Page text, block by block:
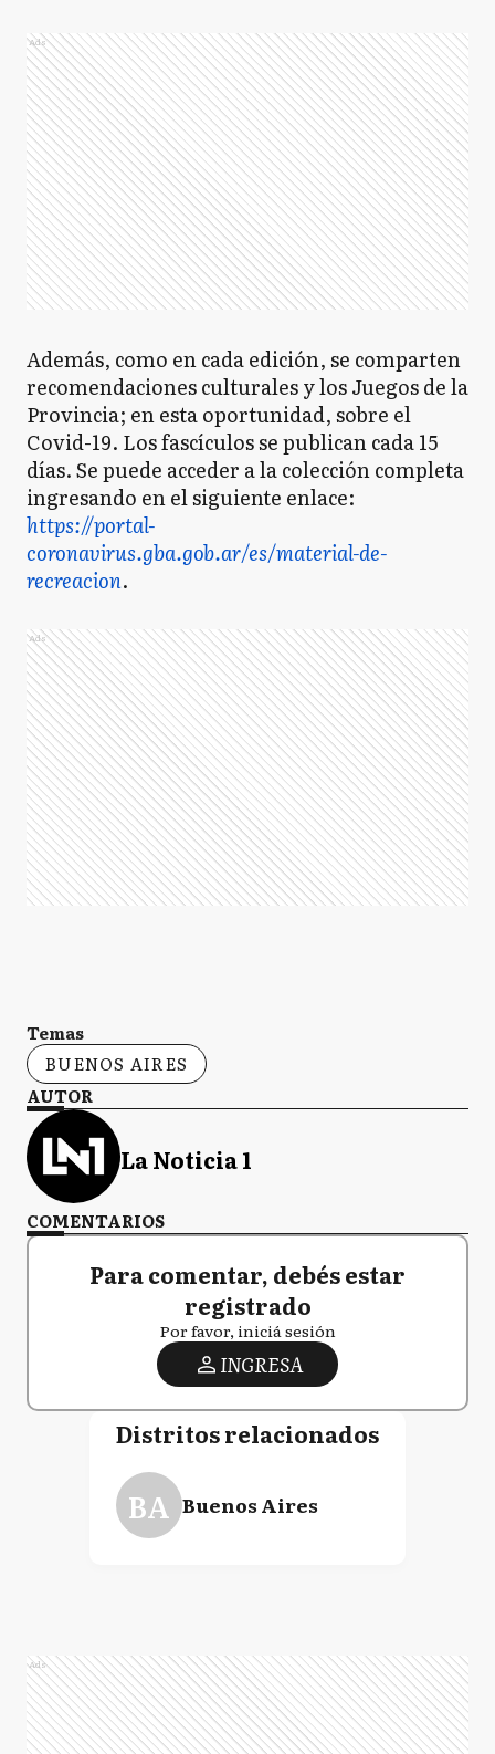
Ads
Además, como en cada edición, se comparten
recomendaciones culturales y los Juegos de la
Provincia; en esta oportunidad, sobre el
Covid-19. Los fascículos se publican cada 15
días. Se puede acceder a la colección completa
ingresando en el siguiente enlace:
https://portal-
coronavirus.gba.gob.ar/es/material-de-
recreacion.
Ads
Temas
BUENOS AIRES
AUTOR
La Noticia 1
COMENTARIOS
Para comentar, debés estar
registrado
Por favor, iniciá sesión
INGRESA
Distritos relacionados
BA Buenos Aires
Ads